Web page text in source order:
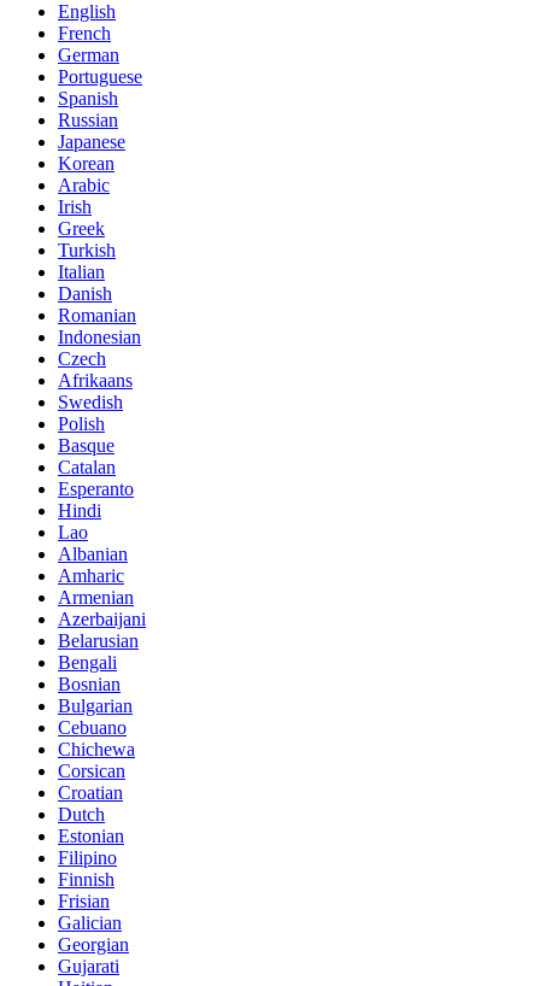
English
French
German
Portuguese
Spanish
Russian
Japanese
Korean
Arabic
Irish
Greek
Turkish
Italian
Danish
Romanian
Indonesian
Czech
Afrikaans
Swedish
Polish
Basque
Catalan
Esperanto
Hindi
Lao
Albanian
Amharic
Armenian
Azerbaijani
Belarusian
Bengali
Bosnian
Bulgarian
Cebuano
Chichewa
Corsican
Croatian
Dutch
Estonian
Filipino
Finnish
Frisian
Galician
Georgian
Gujarati